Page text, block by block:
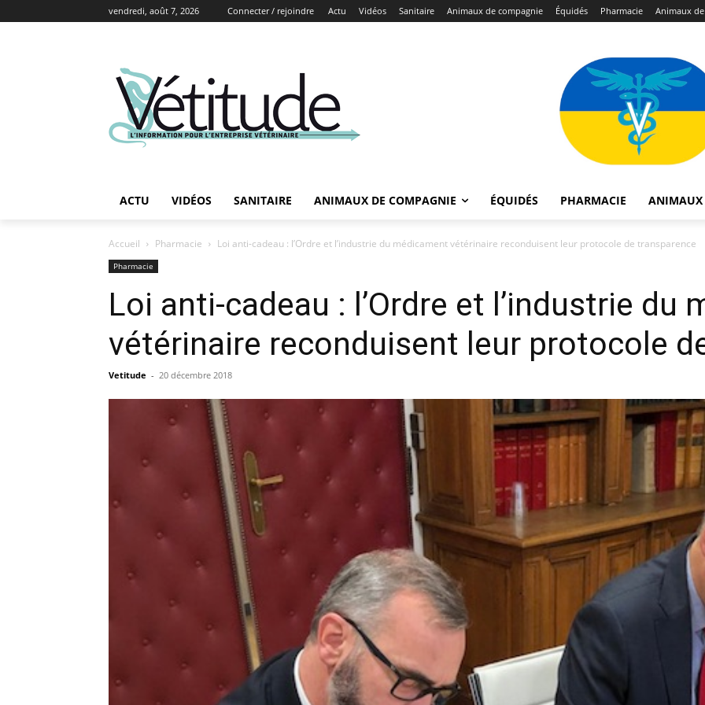
vendredi, août 7, 2026 Connecter / rejoindre Actu Vidéos Sanitaire Animaux de compagnie Équidés Pharmacie Animaux
ACTU VIDÉOS SANITAIRE ANIMAUX DE COMPAGNIE ÉQUIDÉS PHARMACIE ANIMAUX
Accueil Pharmacie Loi anti-cadeau : l’Ordre et l’industrie du médicament vétérinaire reconduisent leur protocole de transparence
Pharmacie
Loi anti-cadeau : l’Ordre et l’industrie du
vétérinaire reconduisent leur protocole
Vetitude - 20 décembre 2018